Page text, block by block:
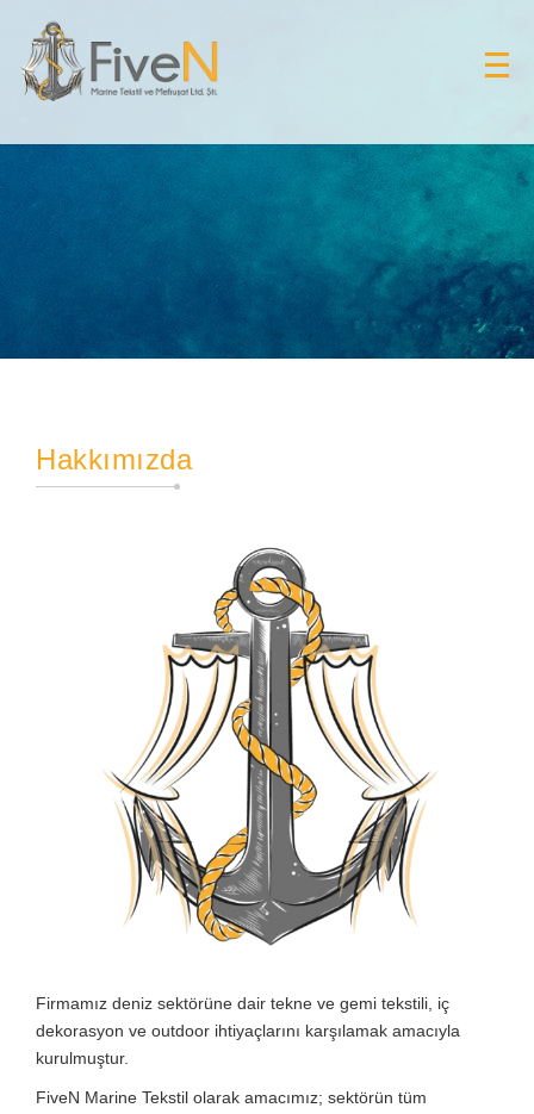
Hakkımızda
Firmamız deniz sektörüne dair tekne ve gemi tekstili, iç
dekorasyon ve outdoor ihtiyaçlarını karşılamak amacıyla
kurulmuştur.
FiveN Marine Tekstil olarak amacımız; sektörün tüm